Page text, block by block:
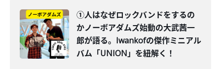
①人はなぜロックバンドをするの
かノーボアダムズ始動の大武茜一
郎が語る。Iwankofの傑作ミニアル
バム「UNION」を紐解く！